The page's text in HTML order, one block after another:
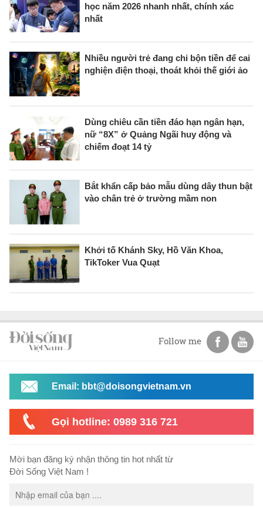
học năm 2026 nhanh nhất, chính xác
nhất
Nhiều người trẻ đang chi bộn tiền để cai
nghiện điện thoại, thoát khỏi thế giới ảo
Dùng chiêu cần tiền đáo hạn ngân hạn,
nữ “8X” ở Quảng Ngãi huy động và
chiếm đoạt 14 tỷ
Bắt khẩn cấp bảo mẫu dùng dây thun bật
vào chân trẻ ở trường mầm non
Khởi tố Khánh Sky, Hồ Văn Khoa,
TikToker Vua Quạt
Follow me
Email: bbt@doisongvietnam.vn
Gọi hotline: 0989 316 721
Mời bạn đăng ký nhận thông tin hot nhất từ
Đời Sống Việt Nam !